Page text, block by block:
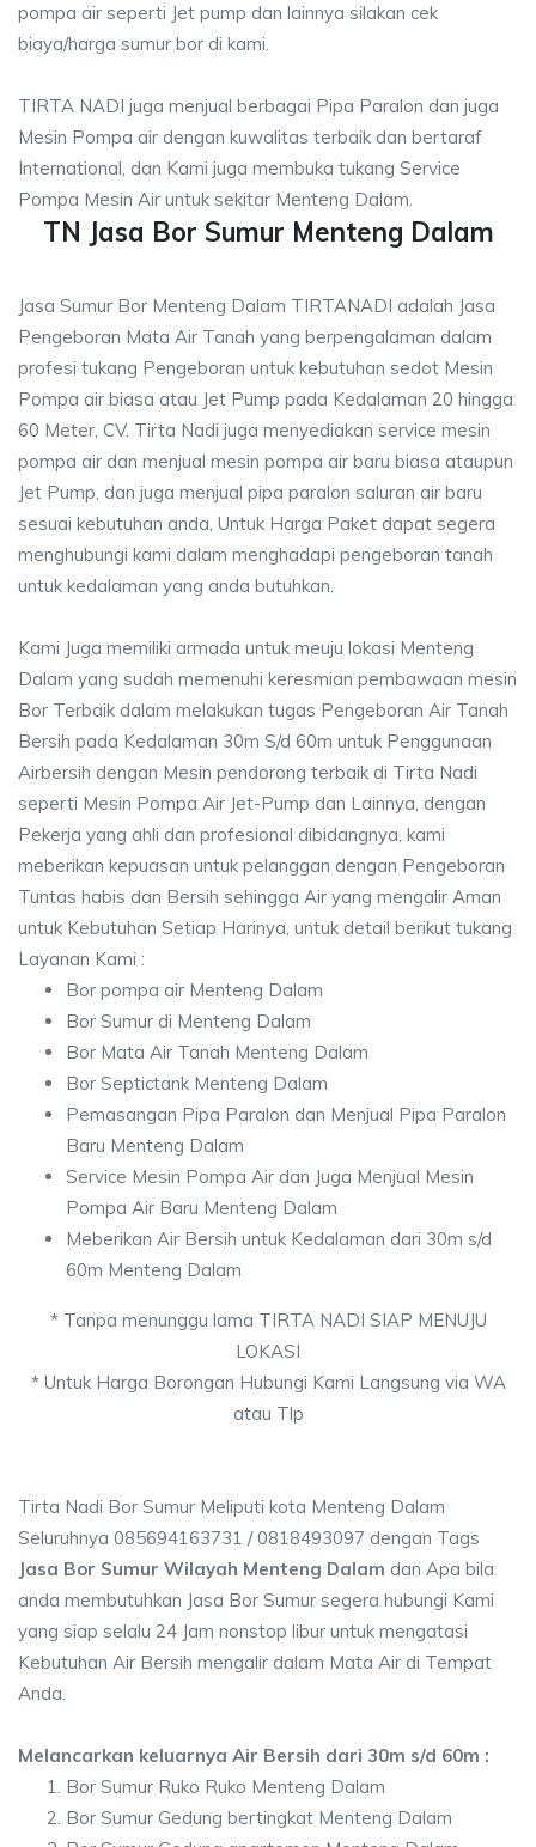
pompa air seperti Jet pump dan lainnya silakan cek
biaya/harga sumur bor di kami.
TIRTA NADI juga menjual berbagai Pipa Paralon dan juga
Mesin Pompa air dengan kuwalitas terbaik dan bertaraf
International, dan Kami juga membuka tukang Service
Pompa Mesin Air untuk sekitar Menteng Dalam.
TN Jasa Bor Sumur Menteng Dalam
Jasa Sumur Bor Menteng Dalam TIRTANADI adalah Jasa
Pengeboran Mata Air Tanah yang berpengalaman dalam
profesi tukang Pengeboran untuk kebutuhan sedot Mesin
Pompa air biasa atau Jet Pump pada Kedalaman 20 hingga
60 Meter, CV. Tirta Nadi juga menyediakan service mesin
pompa air dan menjual mesin pompa air baru biasa ataupun
Jet Pump, dan juga menjual pipa paralon saluran air baru
sesuai kebutuhan anda, Untuk Harga Paket dapat segera
menghubungi kami dalam menghadapi pengeboran tanah
untuk kedalaman yang anda butuhkan.
Kami Juga memiliki armada untuk meuju lokasi Menteng
Dalam yang sudah memenuhi keresmian pembawaan mesin
Bor Terbaik dalam melakukan tugas Pengeboran Air Tanah
Bersih pada Kedalaman 30m S/d 60m untuk Penggunaan
Airbersih dengan Mesin pendorong terbaik di Tirta Nadi
seperti Mesin Pompa Air Jet-Pump dan Lainnya, dengan
Pekerja yang ahli dan profesional dibidangnya, kami
meberikan kepuasan untuk pelanggan dengan Pengeboran
Tuntas habis dan Bersih sehingga Air yang mengalir Aman
untuk Kebutuhan Setiap Harinya, untuk detail berikut tukang
Layanan Kami :
Bor pompa air Menteng Dalam
Bor Sumur di Menteng Dalam
Bor Mata Air Tanah Menteng Dalam
Bor Septictank Menteng Dalam
Pemasangan Pipa Paralon dan Menjual Pipa Paralon
Baru Menteng Dalam
Service Mesin Pompa Air dan Juga Menjual Mesin
Pompa Air Baru Menteng Dalam
Meberikan Air Bersih untuk Kedalaman dari 30m s/d
60m Menteng Dalam
* Tanpa menunggu lama TIRTA NADI SIAP MENUJU
LOKASI
* Untuk Harga Borongan Hubungi Kami Langsung via WA
atau Tlp
Tirta Nadi Bor Sumur Meliputi kota Menteng Dalam
Seluruhnya 085694163731 / 0818493097 dengan Tags
Jasa Bor Sumur Wilayah Menteng Dalam dan Apa bila
anda membutuhkan Jasa Bor Sumur segera hubungi Kami
yang siap selalu 24 Jam nonstop libur untuk mengatasi
Kebutuhan Air Bersih mengalir dalam Mata Air di Tempat
Anda.
Melancarkan keluarnya Air Bersih dari 30m s/d 60m :
Bor Sumur Ruko Ruko Menteng Dalam
Bor Sumur Gedung bertingkat Menteng Dalam